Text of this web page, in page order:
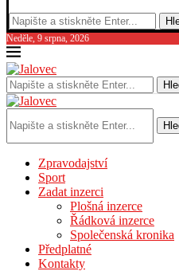
Neděle, 9 srpna, 2026
Zpravodajství
Sport
Zadat inzerci
Plošná inzerce
Řádková inzerce
Společenská kronika
Předplatné
Kontakty